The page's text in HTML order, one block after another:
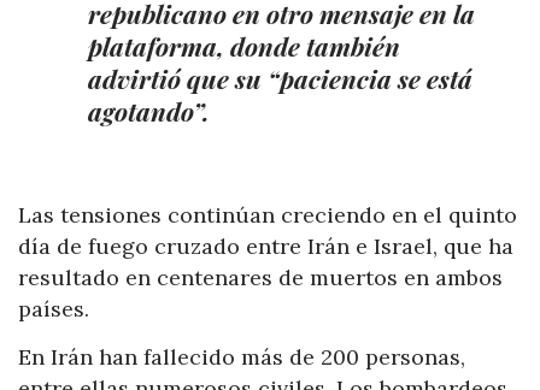
republicano en otro mensaje en la
plataforma, donde también
advirtió que su “paciencia se está
agotando”.
Las tensiones continúan creciendo en el quinto
día de fuego cruzado entre Irán e Israel, que ha
resultado en centenares de muertos en ambos
países.
En Irán han fallecido más de 200 personas,